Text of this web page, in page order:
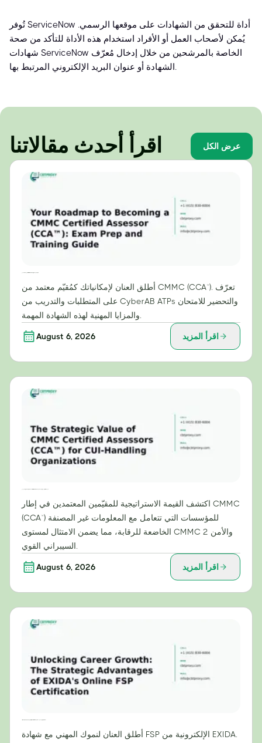
تُوفر ServiceNow أداة للتحقق من الشهادات على موقعها الرسمي.
يُمكن لأصحاب العمل أو الأفراد استخدام هذه الأداة للتأكد من صحة
شهادات ServiceNow الخاصة بالمرشحين من خلال إدخال مُعرّف
الشهادة أو عنوان البريد الإلكتروني المرتبط بها.
اقرأ أحدث مقالاتنا عرض الكل
أطلق العنان لإمكانياتك كمُقيّم معتمد من CMMC (CCA™). تعرّف
على المتطلبات والتدريب من CyberAB ATPs والتحضير للامتحان
August 6, 2026 اقرأ المزيد
اكتشف القيمة الاستراتيجية للمقيّمين المعتمدين في إطار CMMC
(CCA™) للمؤسسات التي تتعامل مع المعلومات غير المصنفة
الخاضعة للرقابة، مما يضمن الامتثال لمستوى CMMC 2 والأمن
August 6, 2026 اقرأ المزيد
أطلق العنان لنموك المهني مع شهادة FSP الإلكترونية من EXIDA.